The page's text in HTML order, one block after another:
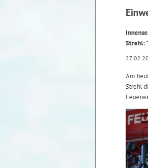
Strehl:
Am
Strehl